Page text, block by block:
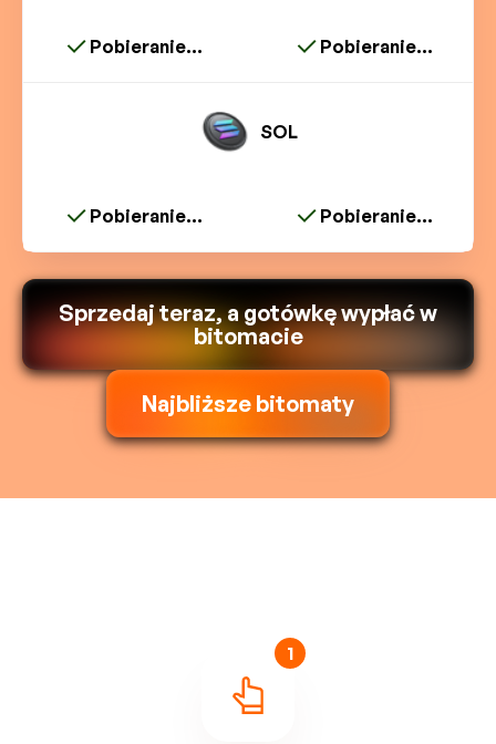
Pobieranie... Pobieranie...
SOL
Pobieranie... Pobieranie...
Sprzedaj teraz, a gotówkę wypłać w
bitomacie
Najbliższe bitomaty
1